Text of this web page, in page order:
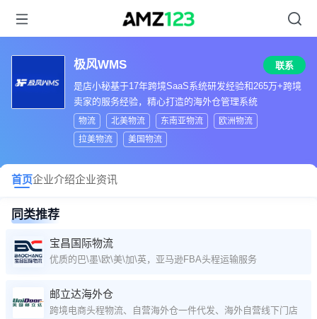
极风WMS
联系
是店小秘基于17年跨境SaaS系统研发经验和265万+跨境
卖家的服务经验，精心打造的海外仓管理系统
物流 北美物流 东南亚物流
欧洲物流
拉美物流
美国物流
首页企业介绍企业资讯
同类推荐
宝昌国际物流
优质的巴\墨\欧\美\加\英，亚马逊FBA头程运输服务
邮立达海外仓
跨境电商头程物流、自营海外仓一件代发、海外自营线下门店清